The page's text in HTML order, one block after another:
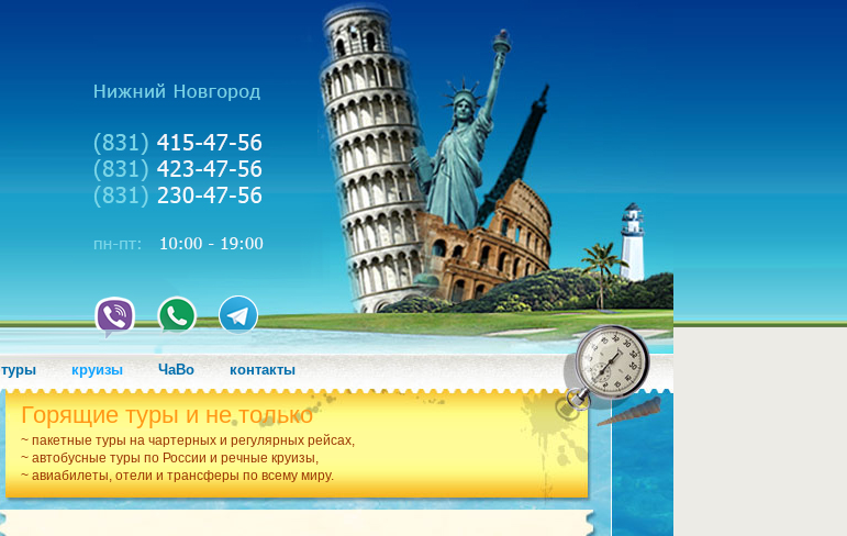
туры круизы ЧаВо контакты
Горящие туры и не только
~ пакетные туры на чартерных и регулярных рейсах,
~ автобусные туры по России и речные круизы,
~ авиабилеты, отели и трансферы по всему миру.